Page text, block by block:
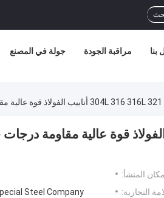
جولة في المصنع مراقبة الجودة بنا
مكان المنشأ:
التجارية:
Steel Company